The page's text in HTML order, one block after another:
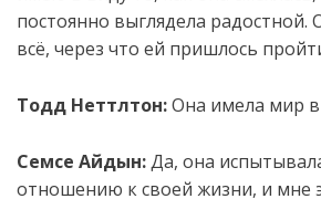
постоянно выглядела радостной.
всё, через что ей пришлось
Тодд Неттлтон:Она имела мир в
Семсе Айдын:Да, она
отношению к своей жизни, и мне